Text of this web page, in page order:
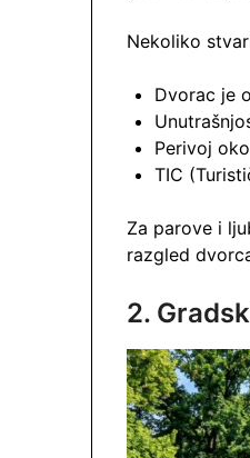
Nekoliko
Dvorac je
Perivoj
TIC
Za parove i
razgled
2.